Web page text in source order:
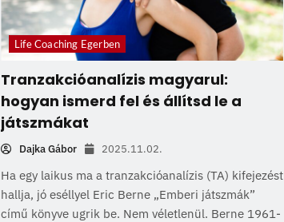
Life Coaching Egerben
Tranzakcióanalízis magyarul:
hogyan ismerd fel és állítsd le a
játszmákat
Dajka Gábor 2025.11.02.
Ha egy laikus ma a tranzakcióanalízis (TA) kifejezést
hallja, jó eséllyel Eric Berne „Emberi játszmák”
című könyve ugrik be. Nem véletlenül. Berne 1961-